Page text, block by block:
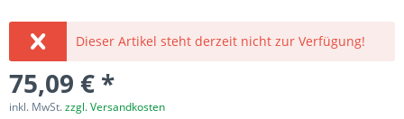
Dieser Artikel steht derzeit nicht zur Verfügung!
75,09 € *
inkl. MwSt.zzgl. Versandkosten